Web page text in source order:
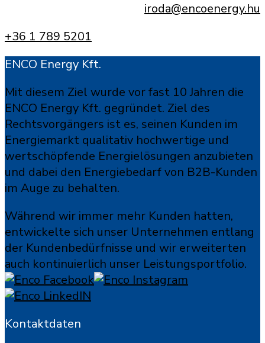
iroda@encoenergy.hu
+36 1 789 5201
ENCO Energy Kft.
Mit diesem Ziel wurde vor fast 10 Jahren die
ENCO Energy Kft. gegründet. Ziel des
Rechtsvorgängers ist es, seinen Kunden im
Energiemarkt qualitativ hochwertige und
wertschöpfende Energielösungen anzubieten
und dabei den Energiebedarf von B2B-Kunden
im Auge zu behalten.
Während wir immer mehr Kunden hatten,
entwickelte sich unser Unternehmen entlang
der Kundenbedürfnisse und wir erweiterten
auch kontinuierlich unser Leistungsportfolio.
Kontaktdaten